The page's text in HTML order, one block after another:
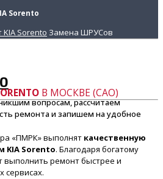
Sorento
Sorento Замена ШРУСов
вопросам, рассчитаем
ремонта и запишем на удобное
В МОСКВЕ (САО)
«ПМРК» выполнят качественную
KIA Sorento. Благодаря богатому
выполнить ремонт быстрее и
сервисах.